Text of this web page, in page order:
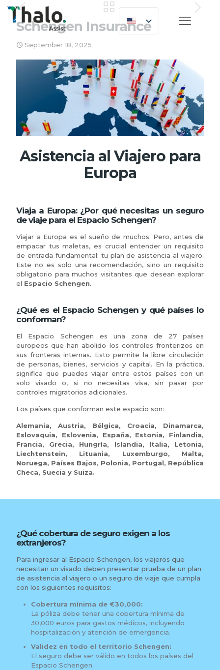
Schengen Insurance
September 18, 2025
Asistencia al Viajero para
Europa
Viaja a Europa: ¿Por qué necesitas un seguro
de viaje para el Espacio Schengen?
Viajar a Europa es el sueño de muchos. Pero, antes de
empacar tus maletas, es crucial entender un requisito
de entrada fundamental: tu plan de asistencia al viajero.
Este no es solo una recomendación, sino un requisito
obligatorio para muchos visitantes que desean explorar
el Espacio Schengen.
¿Qué es el Espacio Schengen y qué países lo
conforman?
El Espacio Schengen es una zona de 27 países
europeos que han abolido los controles fronterizos en
sus fronteras internas. Esto permite la libre circulación
de personas, bienes, servicios y capital. En la práctica,
significa que puedes viajar entre estos países con un
solo visado o, si no necesitas visa, sin pasar por
controles migratorios adicionales.
Los países que conforman este espacio son:
Alemania, Austria, Bélgica, Croacia, Dinamarca,
Eslovaquia, Eslovenia, España, Estonia, Finlandia,
Francia, Grecia, Hungría, Islandia, Italia, Letonia,
Liechtenstein, Lituania, Luxemburgo, Malta,
Noruega, Países Bajos, Polonia, Portugal, República
Checa, Suecia y Suiza.
¿Qué cobertura de seguro exigen a los
extranjeros?
Para ingresar al Espacio Schengen, los viajeros que
necesitan un visado deben presentar prueba de un plan
de asistencia al viajero o un seguro de viaje que cumpla
con los siguientes requisitos:
Cobertura mínima de €30,000:
La póliza debe tener una cobertura mínima de
30,000 euros para gastos médicos, incluyendo
hospitalización y atención de emergencia.
Validez en todo el territorio Schengen:
El seguro debe ser válido en todos los países del
Espacio Schengen.